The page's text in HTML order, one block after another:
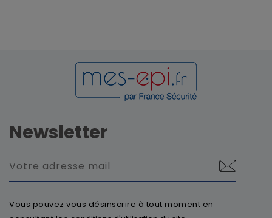
Newsletter
Vous pouvez vous désinscrire à tout moment en